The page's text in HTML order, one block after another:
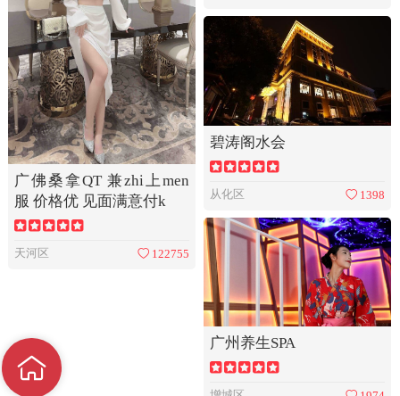
广佛桑拿QT 兼zhi上men
服 价格优 见面满意付k
天河区 122755
碧涛阁水会
从化区 1398
广州养生SPA